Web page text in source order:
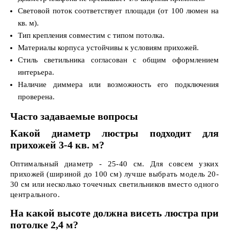
Световой поток соответствует площади (от 100 люмен на
кв. м).
Тип крепления совместим с типом потолка.
Материалы корпуса устойчивы к условиям прихожей.
Стиль светильника согласован с общим оформлением
интерьера.
Наличие диммера или возможность его подключения
проверена.
Часто задаваемые вопросы
Какой диаметр люстры подходит для
прихожей 3-4 кв. м?
Оптимальный диаметр - 25-40 см. Для совсем узких
прихожей (шириной до 100 см) лучше выбрать модель 20-
30 см или несколько точечных светильников вместо одного
центрального.
На какой высоте должна висеть люстра при
потолке 2,4 м?